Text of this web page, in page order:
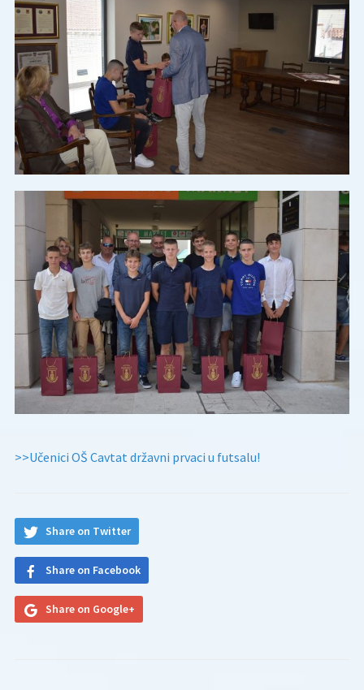
>>Učenici OŠ Cavtat državni prvaci u futsalu!
Share on Twitter
Share on Facebook
Share on Google+